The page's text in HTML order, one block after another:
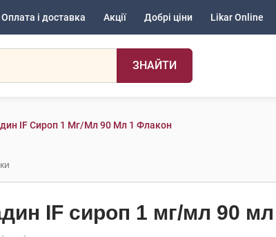
Оплата і доставка Акції Добрі ціни Likar Online
ЗНАЙТИ
IF Сироп 1 Мг/мл 90 Мл 1 Флакон
IF сироп 1 мг/мл 90